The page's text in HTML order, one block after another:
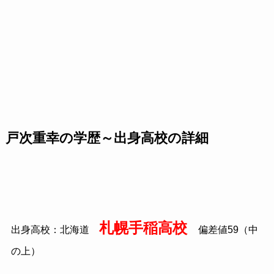
戸次重幸の学歴～出身高校の詳細
出身高校：北海道 札幌手稲高校 偏差値59（中
の上）